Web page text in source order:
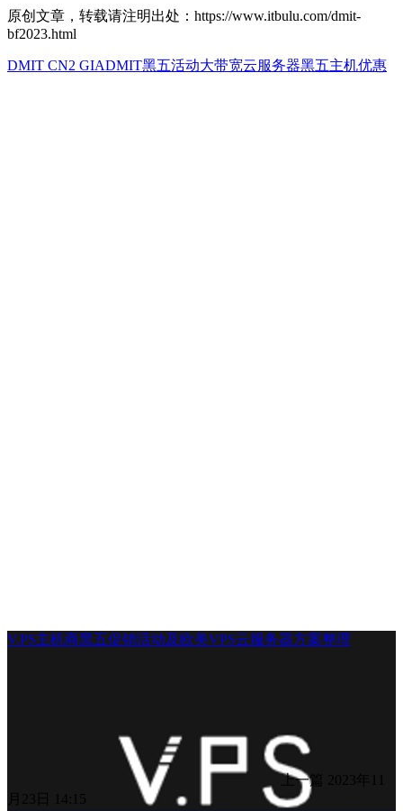
原创文章，转载请注明出处：https://www.itbulu.com/dmit-
bf2023.html
DMIT CN2 GIADMIT黑五活动大带宽云服务器黑五主机优惠
V.PS主机商黑五促销活动及欧美VPS云服务器方案整理
上一篇